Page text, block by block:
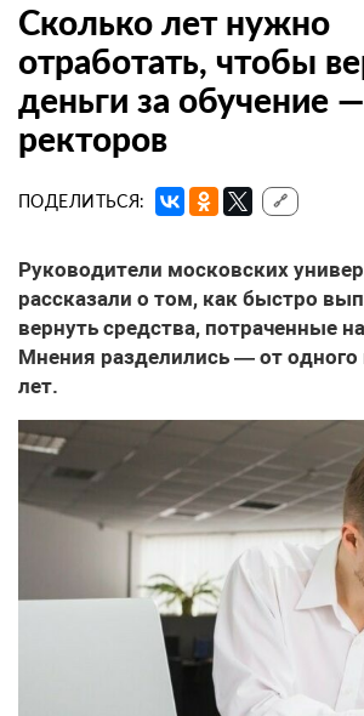
Сколько лет нужно
отработать, чтобы
деньги за обучение
ректоров
ПОДЕЛИТЬСЯ: 🔗
Руководители московских
рассказали о том, как быстро
вернуть средства, потраченные
Мнения разделились — от одного
лет.